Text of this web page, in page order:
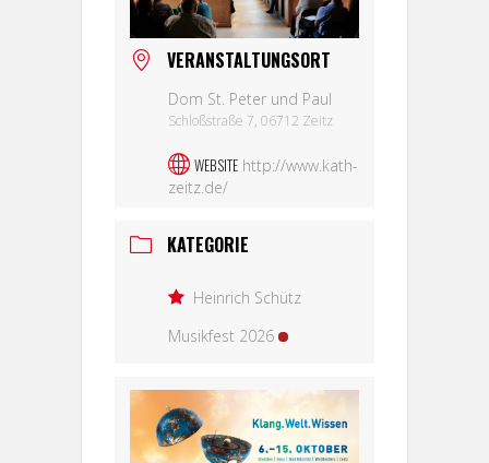
VERANSTALTUNGSORT
Dom St. Peter und Paul
Schloßstraße 7, 06712 Zeitz
WEBSITE http://www.kath-
zeitz.de/
KATEGORIE
Heinrich Schütz
Musikfest 2026